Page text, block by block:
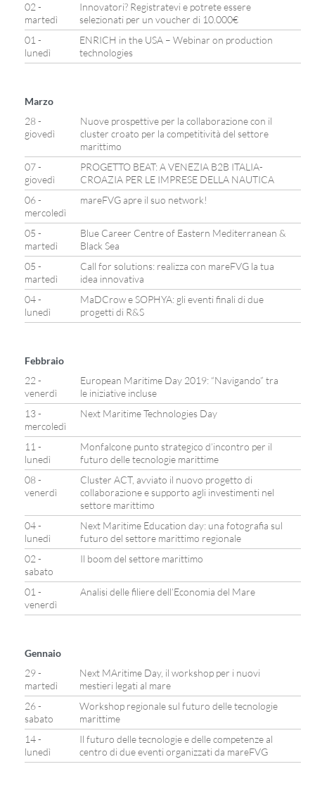
02 -
martedì
Innovatori? Registratevi e potrete essere
selezionati per un voucher di 10.000€
01 -
lunedì
ENRICH in the USA – Webinar on production
technologies
Marzo
28 -
giovedì
Nuove prospettive per la collaborazione con il
cluster croato per la competitività del settore
marittimo
07 -
giovedì
PROGETTO BEAT: A VENEZIA B2B ITALIA-
CROAZIA PER LE IMPRESE DELLA NAUTICA
06 -
mercoledì
mareFVG apre il suo network!
05 -
martedì
Blue Career Centre of Eastern Mediterranean &
Black Sea
05 -
martedì
Call for solutions: realizza con mareFVG la tua
idea innovativa
04 -
lunedì
MaDCrow e SOPHYA: gli eventi finali di due
progetti di R&S
Febbraio
22 -
venerdì
European Maritime Day 2019: “Navigando” tra
le iniziative incluse
13 -
mercoledì
Next Maritime Technologies Day
11 -
lunedì
Monfalcone punto strategico d’incontro per il
futuro delle tecnologie marittime
08 -
venerdì
Cluster ACT, avviato il nuovo progetto di
collaborazione e supporto agli investimenti nel
settore marittimo
04 -
lunedì
Next Maritime Education day: una fotografia sul
futuro del settore marittimo regionale
02 -
sabato
Il boom del settore marittimo
01 -
venerdì
Analisi delle filiere dell’Economia del Mare
Gennaio
29 -
martedì
Next MAritime Day, il workshop per i nuovi
mestieri legati al mare
26 -
sabato
Workshop regionale sul futuro delle tecnologie
marittime
14 -
lunedì
Il futuro delle tecnologie e delle competenze al
centro di due eventi organizzati da mareFVG